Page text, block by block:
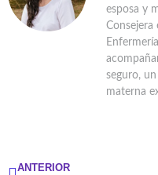
esposa y
Consejera
seguro,
materna
ANTERIOR